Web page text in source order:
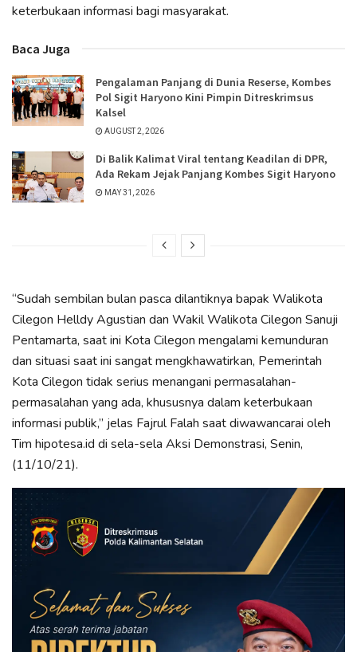
keterbukaan informasi bagi masyarakat.
Baca Juga
Pengalaman Panjang di Dunia Reserse, Kombes
Pol Sigit Haryono Kini Pimpin Ditreskrimsus
Kalsel
AUGUST 2, 2026
Di Balik Kalimat Viral tentang Keadilan di DPR,
Ada Rekam Jejak Panjang Kombes Sigit Haryono
MAY 31, 2026
“Sudah sembilan bulan pasca dilantiknya bapak Walikota
Cilegon Helldy Agustian dan Wakil Walikota Cilegon Sanuji
Pentamarta, saat ini Kota Cilegon mengalami kemunduran
dan situasi saat ini sangat mengkhawatirkan, Pemerintah
Kota Cilegon tidak serius menangani permasalahan-
permasalahan yang ada, khususnya dalam keterbukaan
informasi publik,” jelas Fajrul Falah saat diwawancarai oleh
Tim hipotesa.id di sela-sela Aksi Demonstrasi, Senin,
(11/10/21).